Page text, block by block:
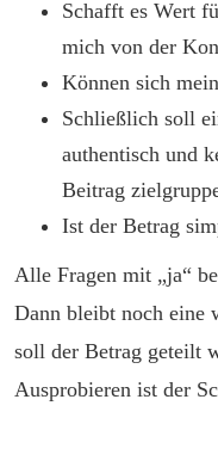
Schafft es Wert
mich von der
Können sich
Schließlich soll
authentisch und
Beitrag
Ist der Betrag
Alle Fragen mit „ja“
Dann bleibt noch eine
soll der Betrag geteilt
Ausprobieren ist der